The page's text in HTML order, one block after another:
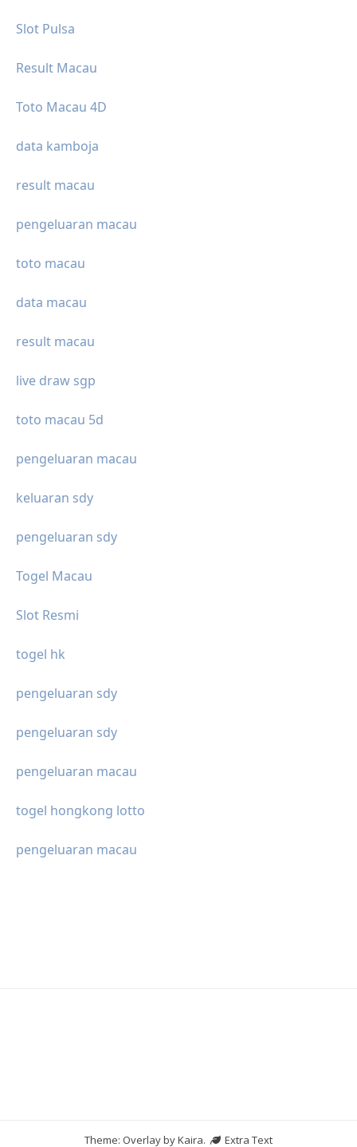
Slot Pulsa
Result Macau
Toto Macau 4D
data kamboja
result macau
pengeluaran macau
toto macau
data macau
result macau
live draw sgp
toto macau 5d
pengeluaran macau
keluaran sdy
pengeluaran sdy
Togel Macau
Slot Resmi
togel hk
pengeluaran sdy
pengeluaran sdy
pengeluaran macau
togel hongkong lotto
pengeluaran macau
Theme: Overlay byKaira. Extra Text